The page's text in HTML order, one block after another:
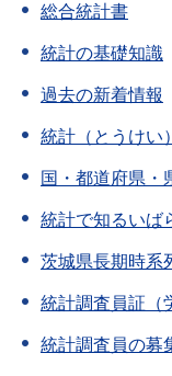
総合統計書
統計の基礎知識
過去の新着情報
統計（とうけい
国・都道府県・
統計で知るいば
茨城県長期時系
統計調査員証（
統計調査員の募